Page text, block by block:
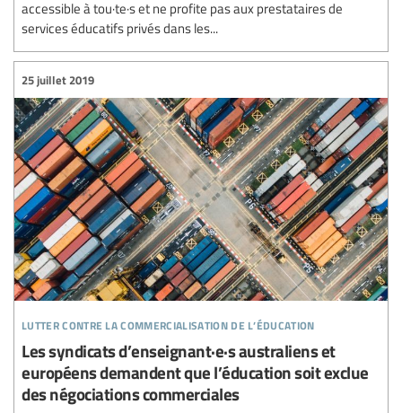
accessible à tou·te·s et ne profite pas aux prestataires de
services éducatifs privés dans les...
lutter contre la commercialisation de l’éducation
25 juillet 2019
Les syndicats d’enseignant·e·s australiens et
européens demandent que l’éducation soit exclue
des négociations commerciales